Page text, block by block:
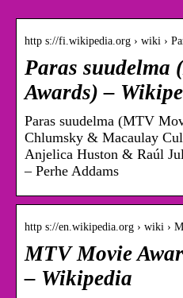
http s://fi.wikipedia.org › wiki ›
Paras suudelma
Awards) –
Paras suudelma (MTV
Chlumsky & Macaulay
Anjelica Huston & Raúl
– Perhe Addams
http s://en.wikipedia.org › wiki ›
MTV Movie
– Wikipedia